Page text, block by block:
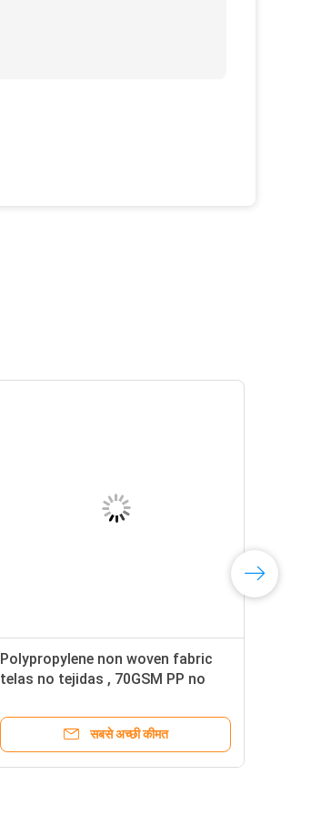
Polypropylene non woven fabric
telas no tejidas , 70GSM PP no
सबसे अच्छी कीमत